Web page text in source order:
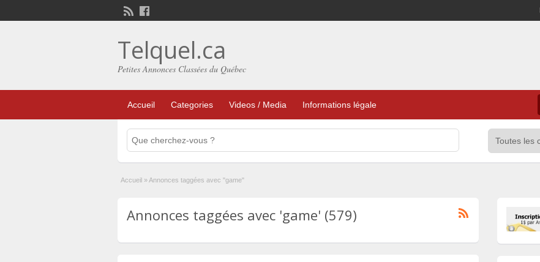
Telquel.ca
Petites Annonces Classées du Québec
Accueil Categories Videos / Media Informations légale
Accueil »Annonces taggées avec "game"
Annonces taggées avec 'game' (579)